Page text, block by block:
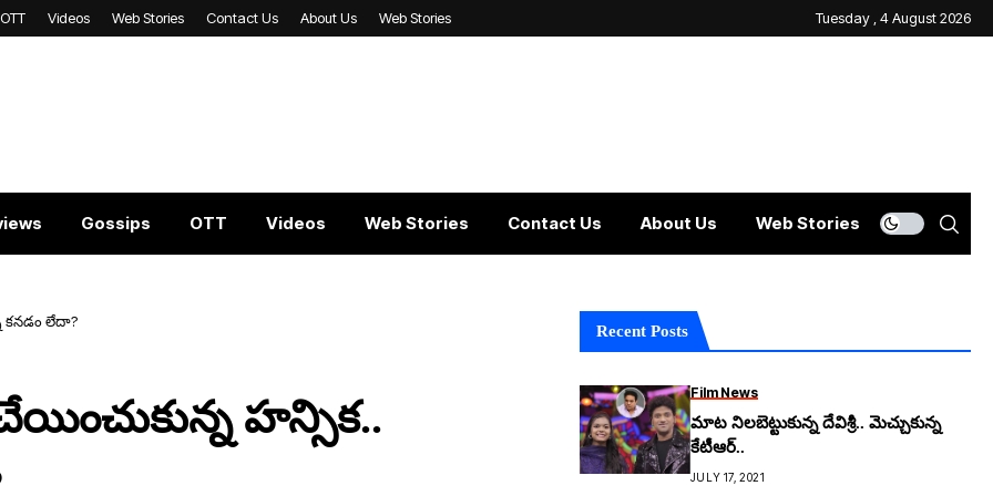
OTT Videos Web Stories Contact Us About Us Web Stories Tuesday , 4 August 2026
Gossips OTT Videos Web Stories Contact Us About Us Web Stories
క‌న‌డం లేదా?
హన్సిక‌..
Recent Posts
Film News
మాట నిలబెట్టుకున్న దేవిశ్రీ.. మెచ్చుకున్న
కేటీఆర్..
JULY 17, 2021